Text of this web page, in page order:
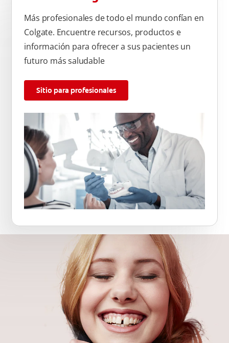
Más profesionales de todo el mundo confían en
Colgate. Encuentre recursos, productos e
información para ofrecer a sus pacientes un
futuro más saludable
Sitio para profesionales